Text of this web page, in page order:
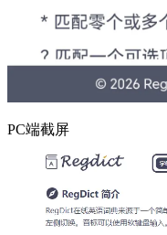
PC端截屏